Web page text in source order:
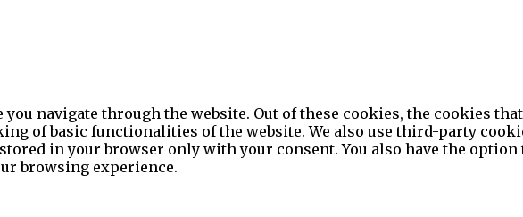
navigate through the website. Out of these cookies, the cookies
of basic functionalities of the website. We also use third-party
in your browser only with your consent. You also have the
browsing experience.